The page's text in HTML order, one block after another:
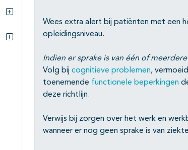
Subpagina's open- en dichtklappen
Wees extra alert bij patiënten met een
opleidingsniveau.
Indien er sprake is van één of
Volg bij cognitieve problemen,
toenemende functionele beperkingen
deze richtlijn.
Verwijs bij zorgen over het werk en
wanneer er nog geen sprake is van